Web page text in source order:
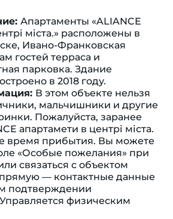
Апартаменты «ALIANCE
міста.» расположены в
Ивано-Франковская
гостей терраса и
парковка. Здание
в 2018 году.
В этом объекте нельзя
мальчишники и другие
Пожалуйста, заранее
апартамети в центрі міста.
время прибытия. Вы можете
«Особые пожелания» при
связаться с объектом
— контактные данные
подтверждении
физическим